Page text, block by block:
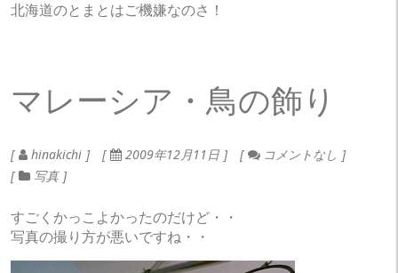
北海道のとまとはご機嫌なのさ！
マレーシア・鳥の飾り
hinakichi 2009年12月11日
コメントなし
写真
すごくかっこよかったのだけど・・
写真の撮り方が悪いですね・・